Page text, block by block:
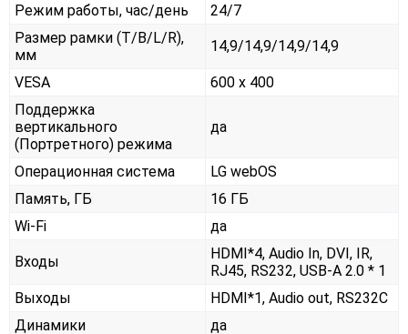
Режим работы, час/день
24/7
Размер рамки (T/B/L/R),
мм
14,9/14,9/14,9/14,9
VESA
600 x 400
Поддержка
вертикального
(Портретного) режима
да
Операционная система
LG webOS
Память, ГБ
16 ГБ
Wi-Fi
да
Входы
HDMI*4, Audio In, DVI, IR,
RJ45, RS232, USB-A 2.0 * 1
Выходы
HDMI*1, Audio out, RS232С
Динамики
да